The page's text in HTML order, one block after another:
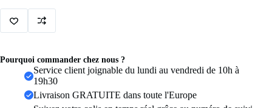
épais
et
en
polaire
chemise
Pourquoi commander chez nous ?
Service client joignable du lundi au vendredi de 10h à
19h30
Livraison GRATUITE dans toute l'Europe